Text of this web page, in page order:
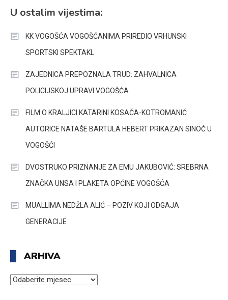
U ostalim vijestima:
KK VOGOŠĆA VOGOŠĆANIMA PRIREDIO VRHUNSKI
SPORTSKI SPEKTAKL
ZAJEDNICA PREPOZNALA TRUD: ZAHVALNICA
POLICIJSKOJ UPRAVI VOGOŠĆA
FILM O KRALJICI KATARINI KOSAČA-KOTROMANIĆ
AUTORICE NATAŠE BARTULA HEBERT PRIKAZAN SINOĆ U
VOGOŠĆI
DVOSTRUKO PRIZNANJE ZA EMU JAKUBOVIĆ: SREBRNA
ZNAČKA UNSA I PLAKETA OPĆINE VOGOŠĆA
MUALLIMA NEDŽLA ALIĆ – POZIV KOJI ODGAJA
GENERACIJE
ARHIVA
ARHIVA